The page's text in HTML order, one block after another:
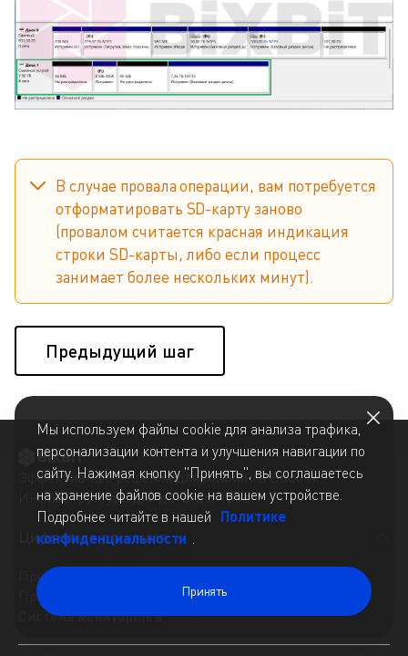
В случае провала операции, вам потребуется
отформатировать SD-карту заново
(провалом считается красная индикация
строки SD-карты, либо если процесс
занимает более нескольких минут).
Предыдущий шаг
Эффективные решения для майнинга Bitcoin.
Инфраструктура для дата-центров.
Цифровые решения
Прошивки Whatsminer
Прошивки Antminer
Система мониторинга
Мы используем файлы cookie для анализа трафика,
персонализации контента и улучшения навигации по
сайту. Нажимая кнопку "Принять", вы соглашаетесь
на хранение файлов cookie на вашем устройстве.
Подробнее читайте в нашей
Политике
конфиденциальности .
Принять